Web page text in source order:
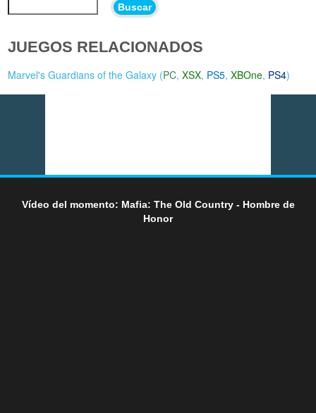
Buscar
JUEGOS RELACIONADOS
Marvel's Guardians of the Galaxy (PC,XSX, PS5,XBOne, PS4)
Vídeo del momento: Mafia: The Old Country - Hombre de
Honor